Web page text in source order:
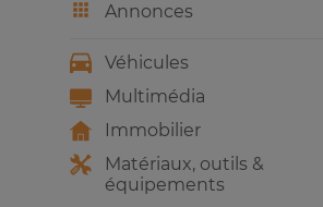
Annonces
Véhicules
Multimédia
Immobilier
Matériaux, outils &
équipements